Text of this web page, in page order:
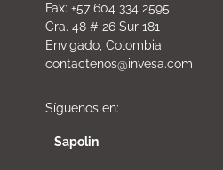
Fax: +57 604 334 2595
Cra. 48 # 26 Sur 181
Envigado, Colombia
contactenos@invesa.com
Síguenos en:
Sapolin